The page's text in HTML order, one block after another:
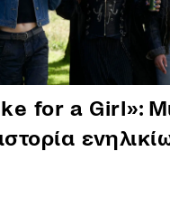
for a Girl»: